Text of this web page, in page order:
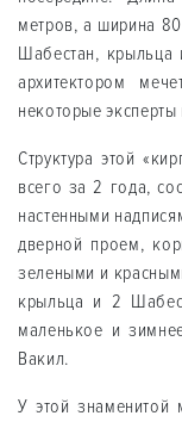
метров, а ширина
Шабестан, крыльца
архитектором
некоторые
Структура этой
всего за 2 года,
настенными
дверной проем,
зелеными и
крыльца и 2
маленькое и
Вакил.
У этой знаменитой